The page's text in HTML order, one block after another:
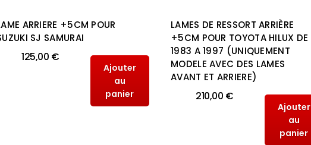
ARRIERE +5CM POUR
SJ SAMURAI
125,00 €
Ajouter
au
panier
LAMES DE RESSORT ARRIÈRE
+5CM POUR TOYOTA HILUX DE
1983 A 1997 (UNIQUEMENT
MODELE AVEC DES LAMES
AVANT ET ARRIERE)
210,00 €
Ajouter
au
panier